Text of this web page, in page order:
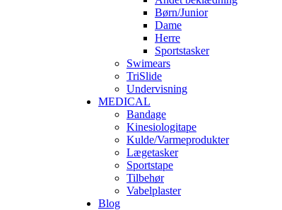
Børn/Junior
Dame
Herre
Sportstasker
Swimears
TriSlide
Undervisning
MEDICAL
Bandage
Kinesiologitape
Kulde/Varmeprodukter
Lægetasker
Sportstape
Tilbehør
Vabelplaster
Blog